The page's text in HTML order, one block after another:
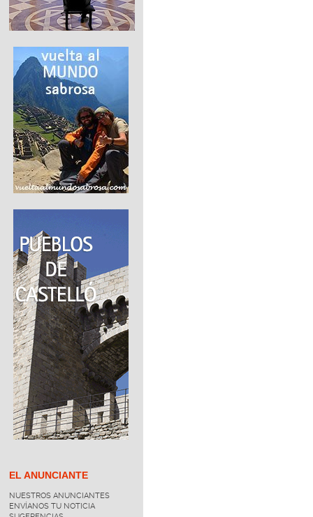
EL ANUNCIANTE
NUESTROS ANUNCIANTES
ENVÍANOS TU NOTICIA